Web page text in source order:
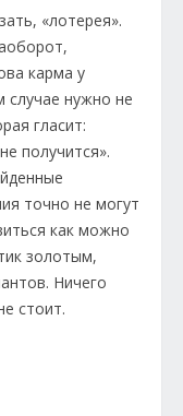
«лотерея».
карма у
случае нужно не
гласит:
получится».
точно не могут
как можно
золотым,
Ничего
стоит.